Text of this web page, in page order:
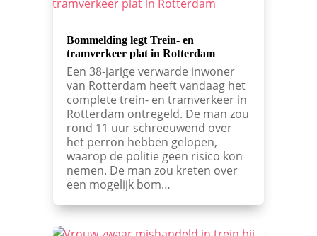
Bommelding legt Trein- en
tramverkeer plat in Rotterdam
Een 38-jarige verwarde inwoner
van Rotterdam heeft vandaag het
complete trein- en tramverkeer in
Rotterdam ontregeld. De man zou
rond 11 uur schreeuwend over
het perron hebben gelopen,
waarop de politie geen risico kon
nemen. De man zou kreten over
een mogelijk bom…